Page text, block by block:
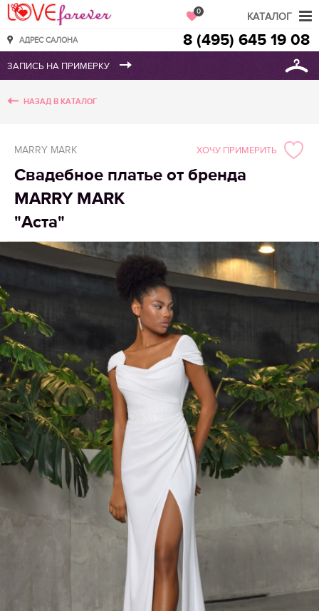
Love Forever
АДРЕС САЛОНА
0
8 (495) 645 19 08
НАЗАД В КАТАЛОГ
MARRY MARK
Свадебное платье от бренда
MARRY MARK
"Аста"
ХОЧУ ПРИМЕРИТЬ
КАТАЛОГ